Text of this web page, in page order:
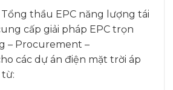
Tổng thầu EPC năng lượng tái
cấp giải pháp EPC trọn
– Procurement –
các dự án điện mặt trời áp
từ: